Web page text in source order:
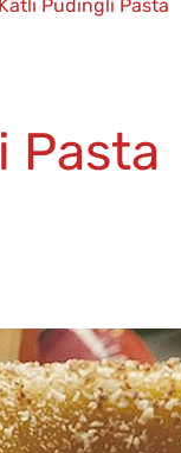
Pudingli Pasta
Pasta